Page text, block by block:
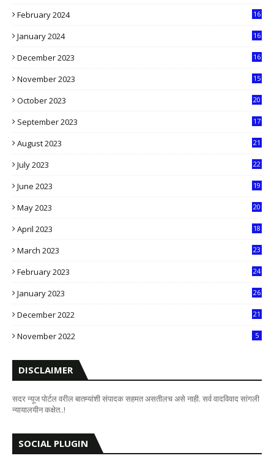
February 2024
16
January 2024
16
December 2023
16
November 2023
15
October 2023
20
September 2023
17
August 2023
21
July 2023
22
June 2023
19
May 2023
20
April 2023
18
March 2023
23
February 2023
24
January 2023
26
December 2022
21
November 2022 5
DISCLAIMER
सदर न्यूज पोर्टल वरील बातम्यांशी संपादक सहमत असतीलच असे नाही. सर्व वादविवाद सांगली
न्यायालयीन कक्षेत..!
SOCIAL PLUGIN